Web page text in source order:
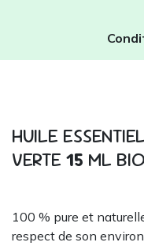
HUILE
VERTE 15 ML BIO
100 % pure et
respect de son